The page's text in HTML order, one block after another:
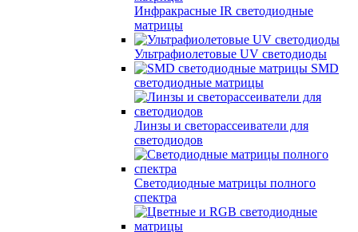
Инфракрасные IR светодиодные
матрицы
Ультрафиолетовые UV светодиоды
SMD
светодиодные матрицы
Линзы и светорассеиватели для
светодиодов
Светодиодные матрицы полного
спектра